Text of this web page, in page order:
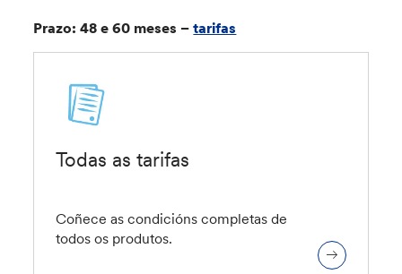
Prazo: 48 e 60 meses –tarifas
Todas as tarifas
Coñece as condicións completas de
todos os produtos.